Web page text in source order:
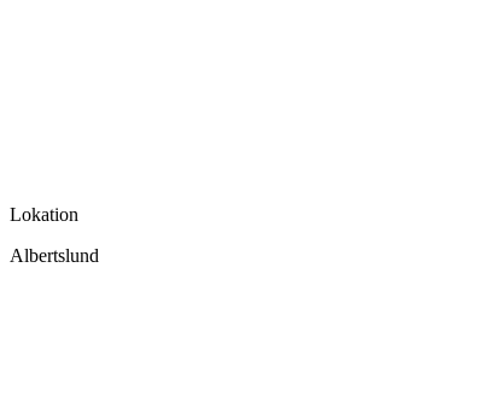
Lokation
Albertslund